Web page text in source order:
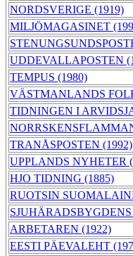
NORDSVERIGE (1919)
MILJÖMAGASINET
UDDEVALLAPOSTEN
TEMPUS (1980)
VÄSTMANLANDS
TIDNINGEN I
TRANÅSPOSTEN (1992)
UPPLANDS NYHETER
HJO TIDNING (1885)
RUOTSIN
ARBETAREN (1922)
EESTI PÄEVALEHT